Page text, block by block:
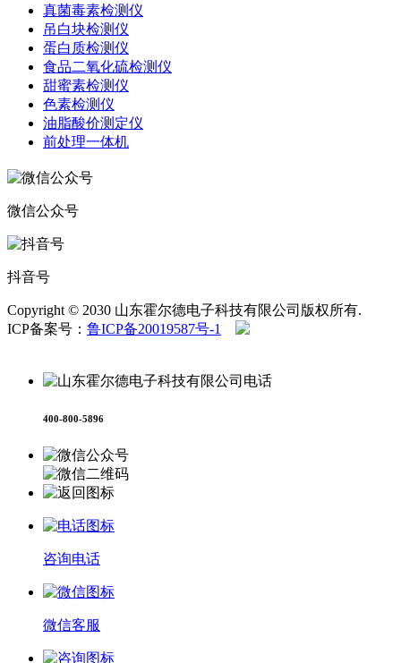
真菌毒素检测仪
吊白块检测仪
蛋白质检测仪
食品二氧化硫检测仪
甜蜜素检测仪
色素检测仪
油脂酸价测定仪
前处理一体机
微信公众号
抖音号
Copyright © 2030 山东霍尔德电子科技有限公司版权所有.
ICP备案号： 鲁ICP备20019587号-1
400-800-5896
咨询电话
微信客服